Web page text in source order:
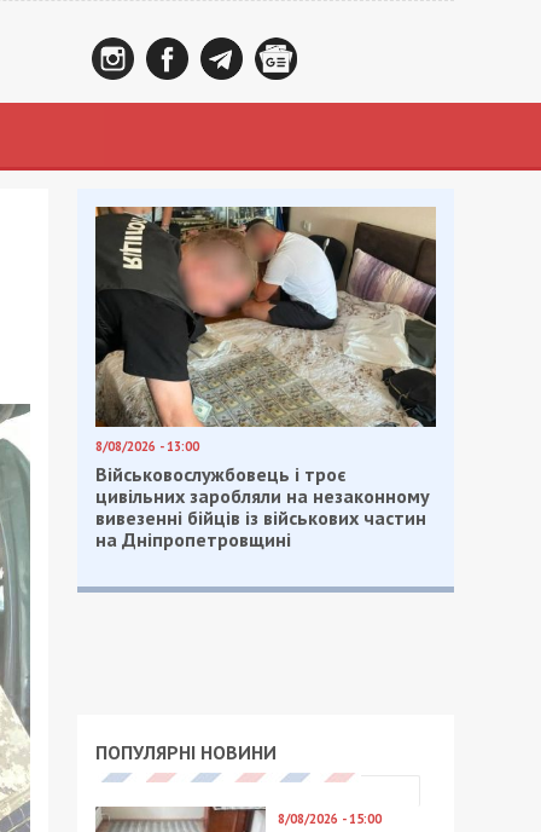
8/08/2026 - 13:00
Військовослужбовець і троє
цивільних заробляли на незаконному
вивезенні бійців із військових частин
на Дніпропетровщині
ПОПУЛЯРНІ НОВИНИ
8/08/2026 - 15:00